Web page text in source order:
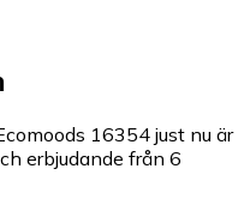
16354 just nu är
erbjudande från 6